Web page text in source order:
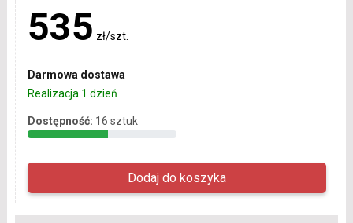
535 zł/szt.
Darmowa dostawa
Realizacja 1 dzień
Dostępność: 16 sztuk